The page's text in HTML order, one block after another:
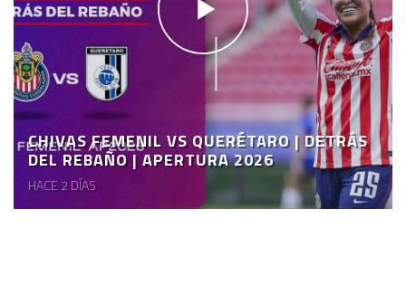
CHIVAS FEMENIL VS QUERÉTARO | DETRÁS
DEL REBAÑO | APERTURA 2026
HACE 2 DÍAS